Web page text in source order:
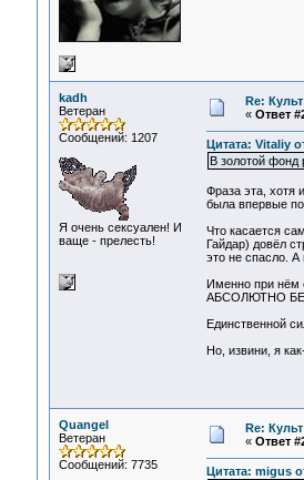
kadh
Ветеран
Сообщений: 1207
Я очень сексуален! И
ваще - прелесть!
Re:
« Ответ
Цитата: Vitaliy
В золотой фонд
Фраза эта, хотя
была впервые
Что касается
Гайдар) довёл
это не спасло.
Именно при нём
АБСОЛЮТНО
Единственной
Но, извини, я
Quangel
Ветеран
Сообщений: 7735
Re:
« Ответ
Цитата: migus